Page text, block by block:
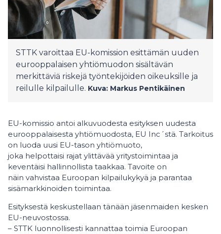
STTK varoittaa EU-komission esittämän uuden
eurooppalaisen yhtiömuodon sisältävän
merkittäviä riskejä työntekijöiden oikeuksille ja
reilulle kilpailulle. Kuva: Markus Pentikäinen
EU-komissio antoi alkuvuodesta esityksen uudesta
eurooppalaisesta yhtiömuodosta, EU Inc´stä. Tarkoitus
on luoda uusi EU-tason yhtiömuoto,
joka helpottaisi rajat ylittävää yritystoimintaa ja
keventäisi hallinnollista taakkaa. Tavoite on
näin vahvistaa Euroopan kilpailukykyä ja parantaa
sisämarkkinoiden toimintaa.
Esityksestä keskustellaan tänään jäsenmaiden kesken
EU-neuvostossa.
– STTK luonnollisesti kannattaa toimia Euroopan